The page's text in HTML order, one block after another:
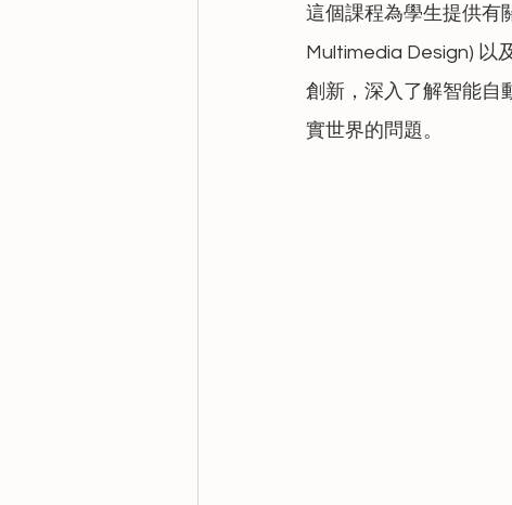
這個課程為學生提供有
Multimedia Design) 以
創新，深入了解智能自
實世界的問題。